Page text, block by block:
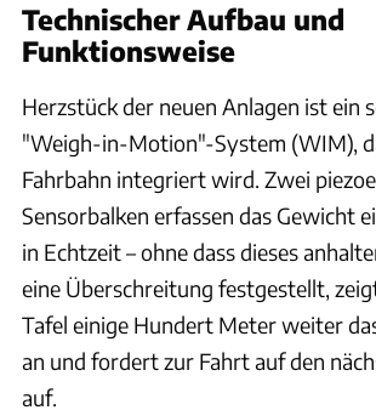
Technischer Aufbau und
Funktionsweise
Herzstück der neuen Anlagen ist ein
"Weigh-in-Motion"-System (WIM),
Fahrbahn integriert wird. Zwei
Sensorbalken erfassen das Gewicht
in Echtzeit – ohne dass dieses
eine Überschreitung festgestellt,
Tafel einige Hundert Meter weiter
an und fordert zur Fahrt auf den
auf.